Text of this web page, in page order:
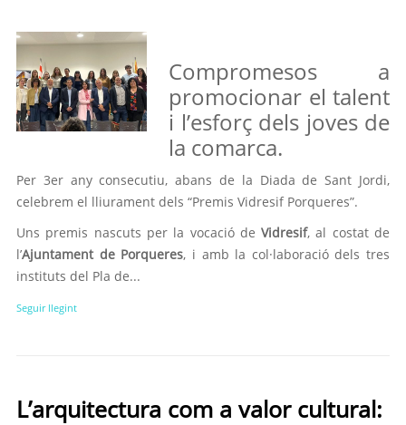
Compromesos a
promocionar el talent
i l’esforç dels joves de
la comarca.
Per 3er any consecutiu, abans de la Diada de Sant Jordi,
celebrem el lliurament dels “Premis Vidresif Porqueres”.
Uns premis nascuts per la vocació deVidresif, al costat de
l’Ajuntament de Porqueres, i amb la col·laboració dels tres
instituts del Pla de...
Seguir llegint
L’arquitectura com a valor cultural: